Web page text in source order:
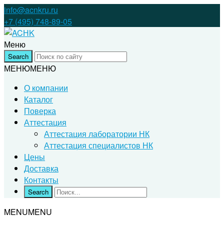
info@acnkru.ru
+7 (495) 748-89-05
Меню
МЕНЮМЕНЮ
О компании
Каталог
Поверка
Аттестация
Аттестация лаборатории НК
Аттестация специалистов НК
Цены
Доставка
Контакты
MENUMENU